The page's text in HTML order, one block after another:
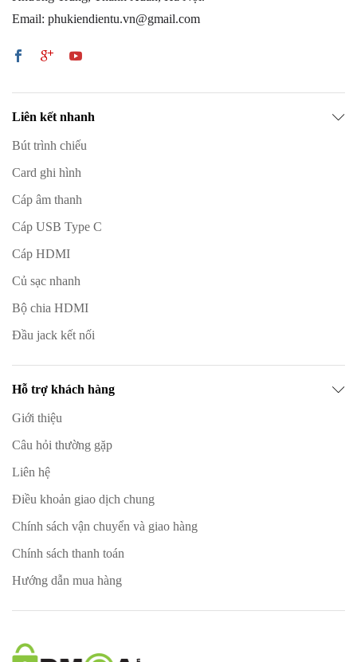
Email: phukiendientu.vn@gmail.com
Liên kết nhanh
Bút trình chiếu
Card ghi hình
Cáp âm thanh
Cáp USB Type C
Cáp HDMI
Củ sạc nhanh
Bộ chia HDMI
Đầu jack kết nối
Hỗ trợ khách hàng
Giới thiệu
Câu hỏi thường gặp
Liên hệ
Điều khoản giao dịch chung
Chính sách vận chuyển và giao hàng
Chính sách thanh toán
Hướng dẫn mua hàng